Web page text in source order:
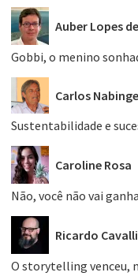
Auber Lopes
Gobbi, o menino
Carlos
Sustentabilidade e
Caroline Rosa
Não, você não vai
Ricardo
O storytelling venceu,